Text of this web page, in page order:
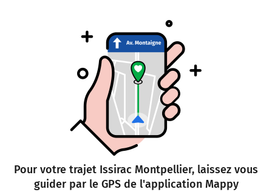
Pour votre trajet Issirac Montpellier, laissez vous
guider par le GPS de l'application Mappy